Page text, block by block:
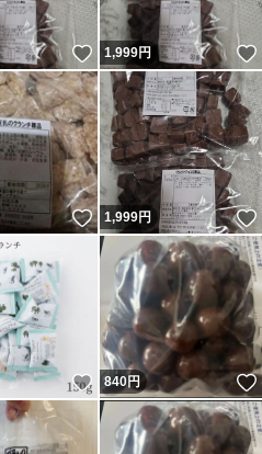
いいね！
1,999円
いいね！
1,999円
いいね！
840円